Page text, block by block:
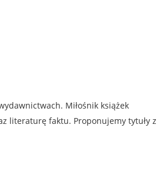
Miłośnik książek
literaturę faktu. Proponujemy tytuły z